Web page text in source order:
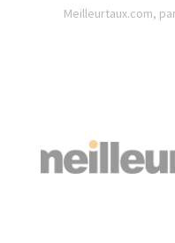
Meilleurtaux.com,